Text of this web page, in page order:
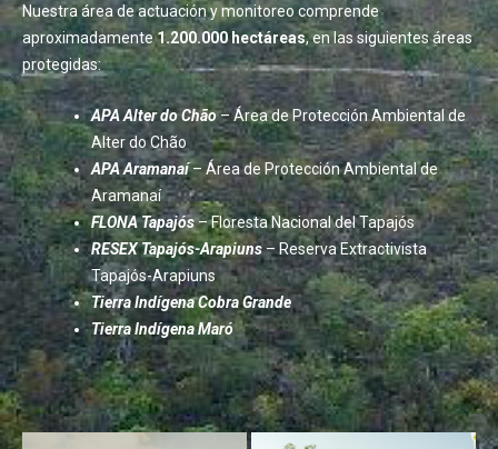
Nuestra área de actuación y monitoreo comprende
aproximadamente1.200.000 hectáreas, en las siguientes áreas
protegidas:
APA Alter do Chão– Área de Protección Ambiental de
Alter do Chão
APA Aramanaí– Área de Protección Ambiental de
Aramanaí
FLONA Tapajós– Floresta Nacional del Tapajós
RESEX Tapajós-Arapiuns– Reserva Extractivista
Tapajós-Arapiuns
Tierra Indígena Cobra Grande
Tierra Indígena Maró